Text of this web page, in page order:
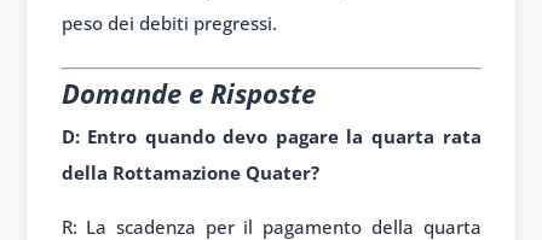
peso dei debiti pregressi.
Domande e Risposte
D: Entro quando devo pagare la quarta rata
della Rottamazione Quater?
R: La scadenza per il pagamento della quarta